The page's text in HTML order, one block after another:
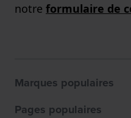
notre formulaire de
Marques populaires
Pages populaires